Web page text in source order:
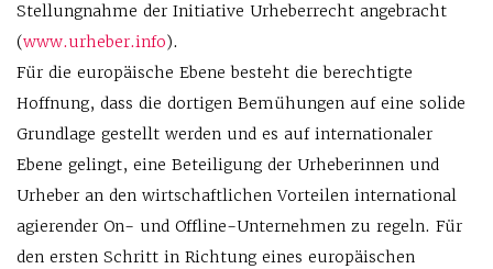
Stellungnahme der Initiative Urheberrecht angebracht
(www.urheber.info).
Für die europäische Ebene besteht die berechtigte
Hoffnung, dass die dortigen Bemühungen auf eine solide
Grundlage gestellt werden und es auf internationaler
Ebene gelingt, eine Beteiligung der Urheberinnen und
Urheber an den wirtschaftlichen Vorteilen international
agierender On- und Offline-Unternehmen zu regeln. Für
den ersten Schritt in Richtung eines europäischen